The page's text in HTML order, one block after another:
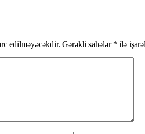
edilməyəcəkdir. Gərəkli sahələr * ilə